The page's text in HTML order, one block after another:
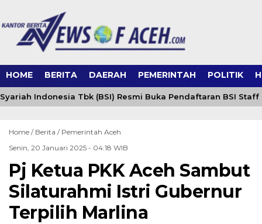
HOME BERITA DAERAH PEMERINTAH POLITIK
Indonesia Tbk (BSI) Resmi Buka Pendaftaran BSI Staff
Home / Berita / Pemerintah Aceh
Senin, 20 Januari 2025 - 04:18 WIB
Pj Ketua PKK Aceh Sambut
Silaturahmi Istri Gubernur
Terpilih Marlina